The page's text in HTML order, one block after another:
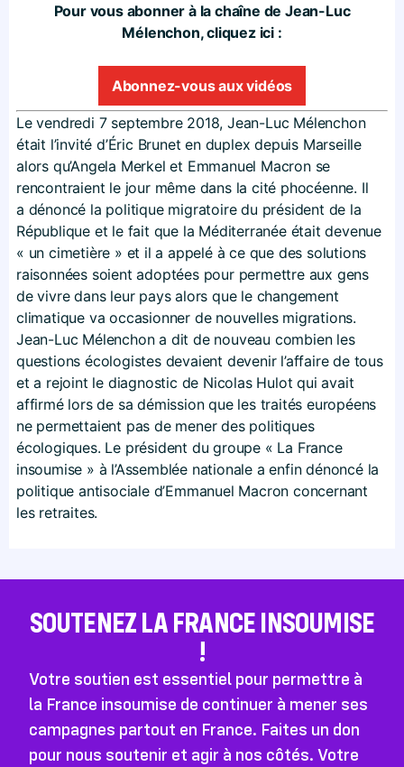
Pour vous abonner à la chaîne de Jean-Luc
Mélenchon, cliquez ici :
Abonnez-vous aux vidéos
Le vendredi 7 septembre 2018, Jean-Luc Mélenchon
était l’invité d’Éric Brunet en duplex depuis Marseille
alors qu’Angela Merkel et Emmanuel Macron se
rencontraient le jour même dans la cité phocéenne. Il
a dénoncé la politique migratoire du président de la
République et le fait que la Méditerranée était devenue
« un cimetière » et il a appelé à ce que des solutions
raisonnées soient adoptées pour permettre aux gens
de vivre dans leur pays alors que le changement
climatique va occasionner de nouvelles migrations.
Jean-Luc Mélenchon a dit de nouveau combien les
questions écologistes devaient devenir l’affaire de tous
et a rejoint le diagnostic de Nicolas Hulot qui avait
affirmé lors de sa démission que les traités européens
ne permettaient pas de mener des politiques
écologiques. Le président du groupe « La France
insoumise » à l’Assemblée nationale a enfin dénoncé la
politique antisociale d’Emmanuel Macron concernant
les retraites.
SOUTENEZ LA FRANCE INSOUMISE
!
Votre soutien est essentiel pour permettre à
la France insoumise de continuer à mener ses
campagnes partout en France. Faites un don
pour nous soutenir et agir à nos côtés. Votre